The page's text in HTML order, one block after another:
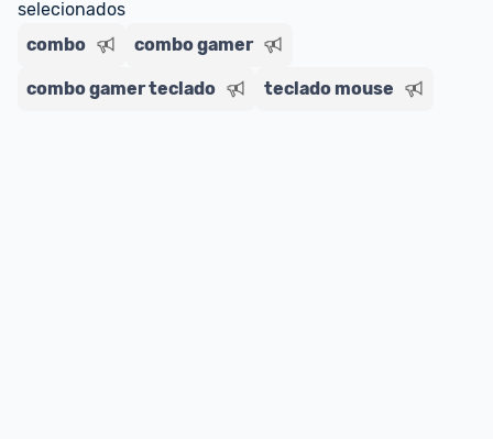
selecionados
combo
combo gamer
combo gamer teclado teclado mouse